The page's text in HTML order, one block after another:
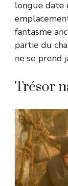
longue date
fantasme
partie du
ne se prend
Trésor